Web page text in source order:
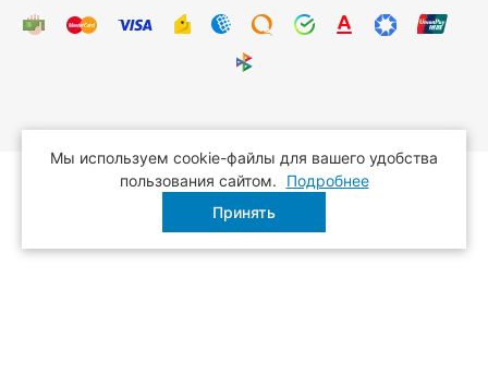
Мы используем cookie-файлы для вашего удобства
пользования сайтом.
Подробнее
Принять